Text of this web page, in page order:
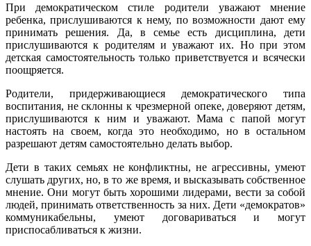
При демократическом стиле родители уважают мнение
ребенка, прислушиваются к нему, по возможности дают ему
принимать решения. Да, в семье есть дисциплина, дети
прислушиваются к родителям и уважают их. Но при этом
детская самостоятельность только приветствуется и всячески
поощряется.
Родители, придерживающиеся демократического типа
воспитания, не склонны к чрезмерной опеке, доверяют детям,
прислушиваются к ним и уважают. Мама с папой могут
настоять на своем, когда это необходимо, но в остальном
разрешают детям самостоятельно делать выбор.
Дети в таких семьях не конфликтны, не агрессивны, умеют
слушать других, но, в то же время, и высказывать собственное
мнение. Они могут быть хорошими лидерами, вести за собой
людей, принимать ответственность за них. Дети «демократов»
коммуникабельны, умеют договариваться и могут
приспосабливаться к жизни.